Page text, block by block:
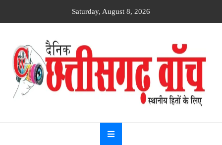
Saturday, August 8, 2026
Dainik